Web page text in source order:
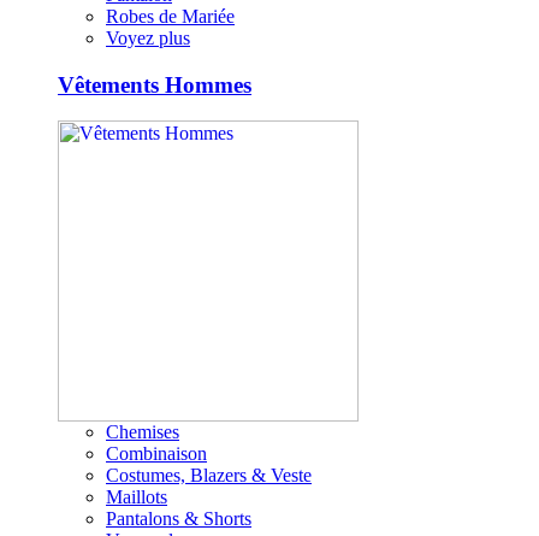
Robes de Mariée
Voyez plus
Vêtements Hommes
Chemises
Combinaison
Costumes, Blazers & Veste
Maillots
Pantalons & Shorts